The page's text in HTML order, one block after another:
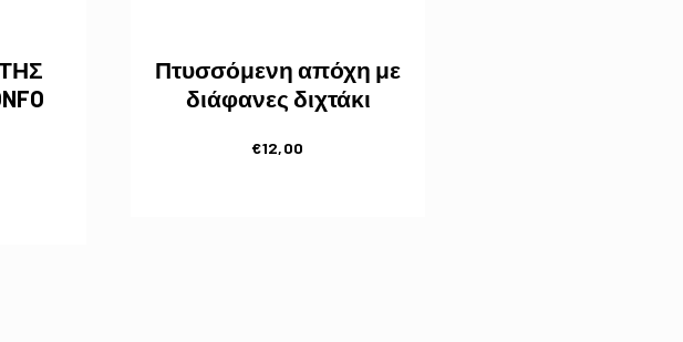
Πτυσσόμενη απόχη με
διάφανες διχτάκι
€12,00